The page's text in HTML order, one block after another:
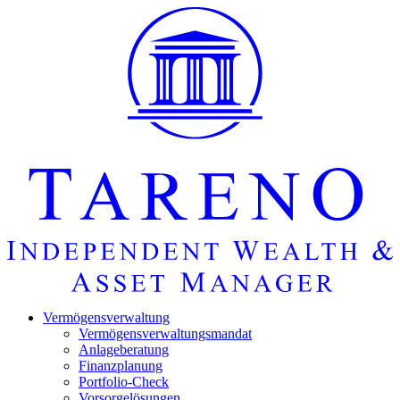
Vermö­gens­ver­wal­tung
Vermö­gens­ver­wal­tungs­mandat
Anlage­be­ra­tung
Finanz­pla­nung
Portfolio-Check